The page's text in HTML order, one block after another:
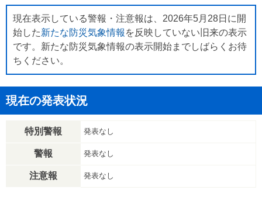
現在表示している警報・注意報は、2026年5月28日に開
始した新たな防災気象情報 を反映していない旧来の表示
です。新たな防災気象情報の表示開始までしばらくお待
ちください。
現在の発表状況
特別警報 発表なし
警報 発表なし
注意報 発表なし